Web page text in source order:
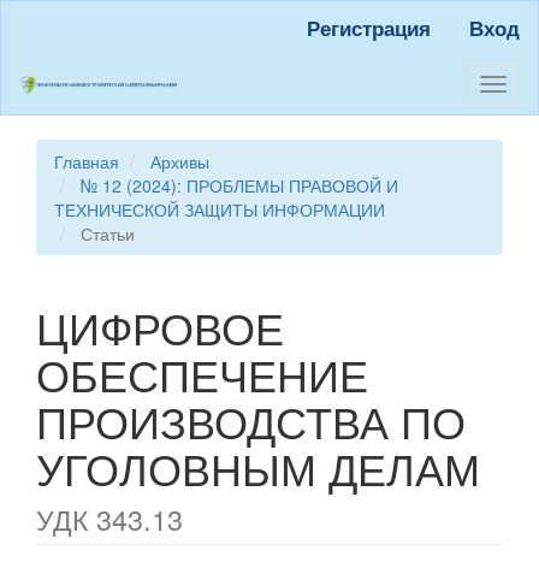
содержанию
навигация
Основное
содержание
Боковая
панель
Регистрация Вход
Главная
Архивы
№ 12 (2024): ПРОБЛЕМЫ ПРАВОВОЙ И
ТЕХНИЧЕСКОЙ ЗАЩИТЫ ИНФОРМАЦИИ
Статьи
ЦИФРОВОЕ
ОБЕСПЕЧЕНИЕ
ПРОИЗВОДСТВА ПО
УГОЛОВНЫМ ДЕЛАМ
УДК 343.13